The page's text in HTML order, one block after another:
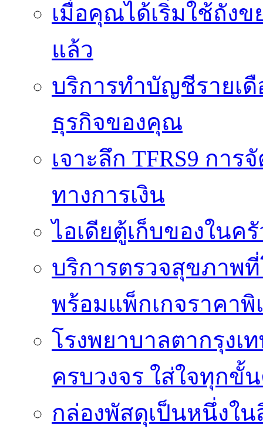
เมื่อคุณได้เริ่มใช้ถัง
แล้ว
บริการทำบัญชีรายเ
ธุรกิจของคุณ
เจาะลึก TFRS9 กา
ทางการเงิน
ไอเดียตู้เก็บของในค
บริการตรวจสุขภาพ
พร้อมแพ็กเกจราคาพิ
โรงพยาบาลตากรุงเ
ครบวงจร ใส่ใจทุกขั้
กล่องพัสดุเป็นหนึ่งใ